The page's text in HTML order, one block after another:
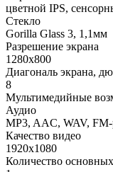
цветной IPS,
Стекло
Gorilla Glass 3, 1,1мм
Разрешение экрана
1280х800
Диагональ экрана,
8
Мультимедийные
Аудио
MP3, AAC, WAV,
Качество видео
1920x1080
Количество